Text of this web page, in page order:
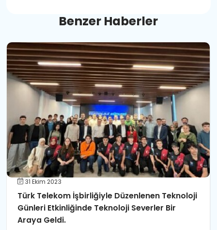
Benzer Haberler
31 Ekim 2023
Türk Telekom İşbirliğiyle Düzenlenen Teknoloji
Günleri Etkinliğinde Teknoloji Severler Bir
Araya Geldi.